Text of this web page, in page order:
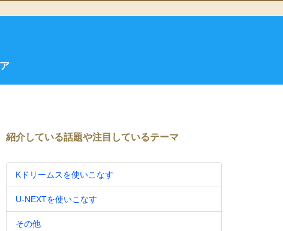
紹介している話題や注目しているテーマ
Kドリームスを使いこなす
U-NEXTを使いこなす
その他